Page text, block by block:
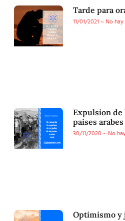
Tarde para
11/01/2021
No
Expulsion de
paises arabes
30/11/2020
No
Optimismo y